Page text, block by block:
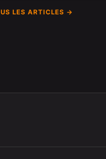
LES ARTICLES →